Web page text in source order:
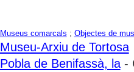
Museus comarcals ; Objectes de
Museu-Arxiu de Tortosa
Pobla de Benifassà, la-